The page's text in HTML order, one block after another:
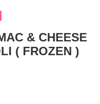
& CHEESE
( FROZEN )